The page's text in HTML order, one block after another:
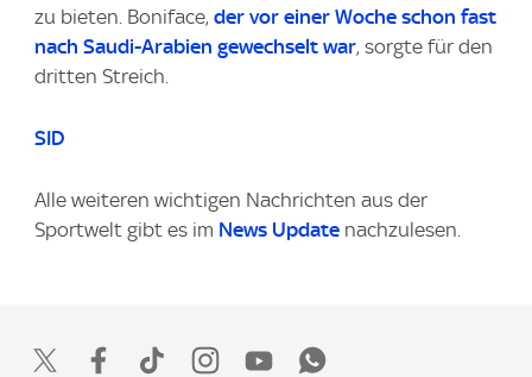
zu bieten. Boniface, der vor einer Woche schon fast
nach Saudi-Arabien gewechselt war, sorgte für den
dritten Streich.
SID
Alle weiteren wichtigen Nachrichten aus der
Sportwelt gibt es im News Update nachzulesen.